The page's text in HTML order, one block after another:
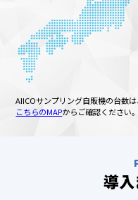
AIICOサンプリング自販機の台数は
こちらのMAPからご確認ください。
導